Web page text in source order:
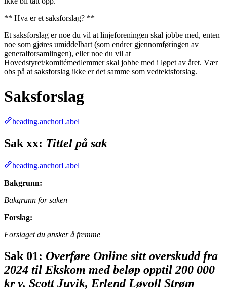
** Hva er et saksforslag? **
Et saksforslag er noe du vil at linjeforeningen skal jobbe med, enten
noe som gjøres umiddelbart (som endrer gjennomføringen av
generalforsamlingen), eller noe du vil at
Hovedstyret/komitémedlemmer skal jobbe med i løpet av året. Vær
obs på at saksforslag ikke er det samme som vedtektsforslag.
Saksforslag
heading.anchorLabel
Sak xx: Tittel på sak
heading.anchorLabel
Bakgrunn:
Bakgrunn for saken
Forslag:
Forslaget du ønsker å fremme
Sak 01: Overføre Online sitt overskudd fra
2024 til Ekskom med beløp opptil 200 000
kr v. Scott Juvik, Erlend Løvoll Strøm